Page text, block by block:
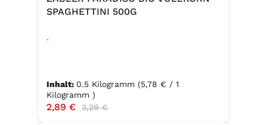
SPAGHETTINI 500G
.
Inhalt: 0.5 Kilogramm (5,78 € / 1
Kilogramm )
Verkaufspreis:
2,89 € Regulärer Preis:
3,29 €